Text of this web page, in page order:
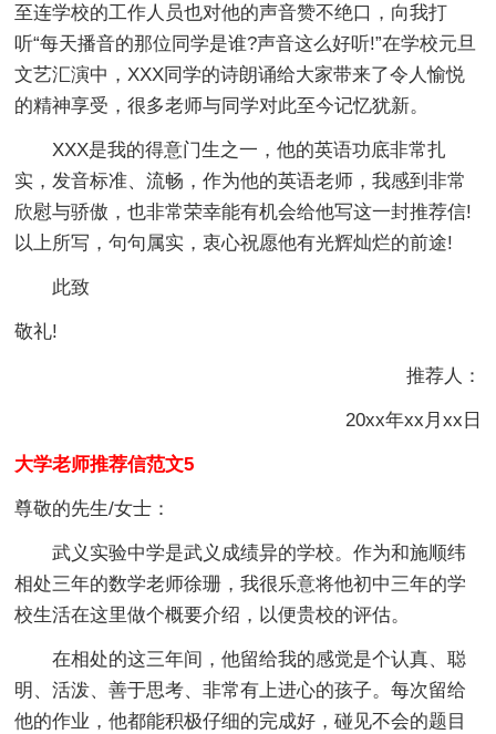
至连学校的工作人员也对他的声音赞不绝口，向我打
听“每天播音的那位同学是谁?声音这么好听!”在学校元旦
文艺汇演中，XXX同学的诗朗诵给大家带来了令人愉悦
的精神享受，很多老师与同学对此至今记忆犹新。
XXX是我的得意门生之一，他的英语功底非常扎
实，发音标准、流畅，作为他的英语老师，我感到非常
欣慰与骄傲，也非常荣幸能有机会给他写这一封推荐信!
以上所写，句句属实，衷心祝愿他有光辉灿烂的前途!
此致
敬礼!
推荐人：
20xx年xx月xx日
大学老师推荐信范文5
尊敬的先生/女士：
武义实验中学是武义成绩异的学校。作为和施顺纬
相处三年的数学老师徐珊，我很乐意将他初中三年的学
校生活在这里做个概要介绍，以便贵校的评估。
在相处的这三年间，他留给我的感觉是个认真、聪
明、活泼、善于思考、非常有上进心的孩子。每次留给
他的作业，他都能积极仔细的完成好，碰见不会的题目